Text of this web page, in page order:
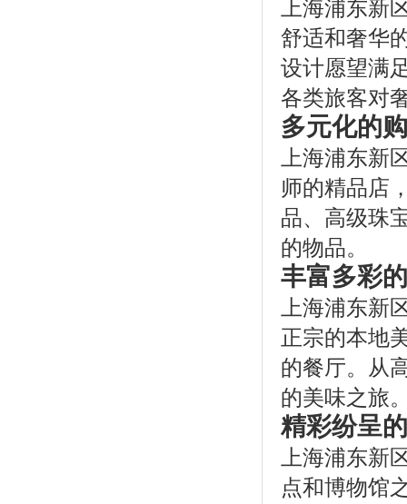
舒适和奢华
设计愿望满
各类旅客对
多元化的
上海浦东新
师的精品店
品、高级珠
的物品。
丰富多彩
上海浦东新
正宗的本地
的餐厅。从
的美味之旅
精彩纷呈
上海浦东新
点和博物馆